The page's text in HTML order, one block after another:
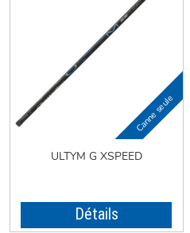
ULTYM G XSPEED
Détails